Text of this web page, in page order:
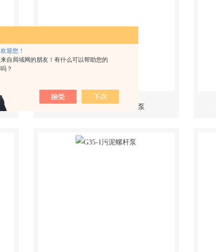
欢迎您！
来自局域网的朋友！有什么可以帮助您的
吗？
RV0.43不锈钢微型螺杆泵